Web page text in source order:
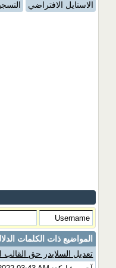
الاستايل الافتراضي
المواضيع ذات الكلمات
تعديل السلايدر حق